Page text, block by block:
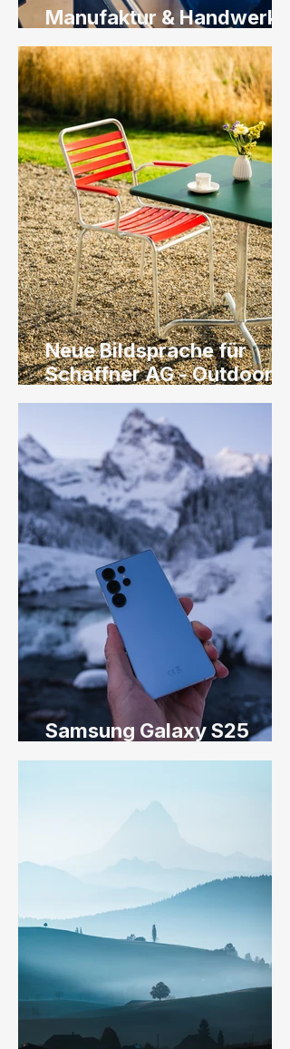
Manufaktur & Handwerk
Fotografie für Schaffner
Neue Bildsprache für
Schaffner AG - Outdoor
Produktfotografie
Samsung Galaxy S25
Ultra - Branded Content